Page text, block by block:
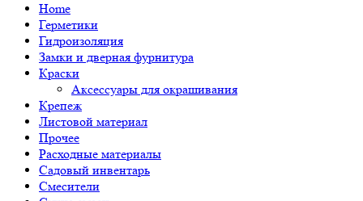
Home
Герметики
Гидроизоляция
Замки и дверная фурнитура
Краски
Аксессуары для окрашивания
Крепеж
Листовой материал
Прочее
Расходные материалы
Садовый инвентарь
Смесители